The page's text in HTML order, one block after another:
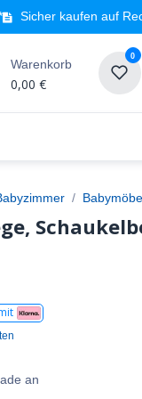
Sicher kaufen auf
Warenkorb
0,00 €
0
an